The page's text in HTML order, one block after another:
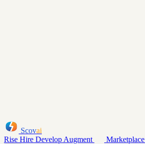
Scovai
Rise Hire Develop Augment Marketplace